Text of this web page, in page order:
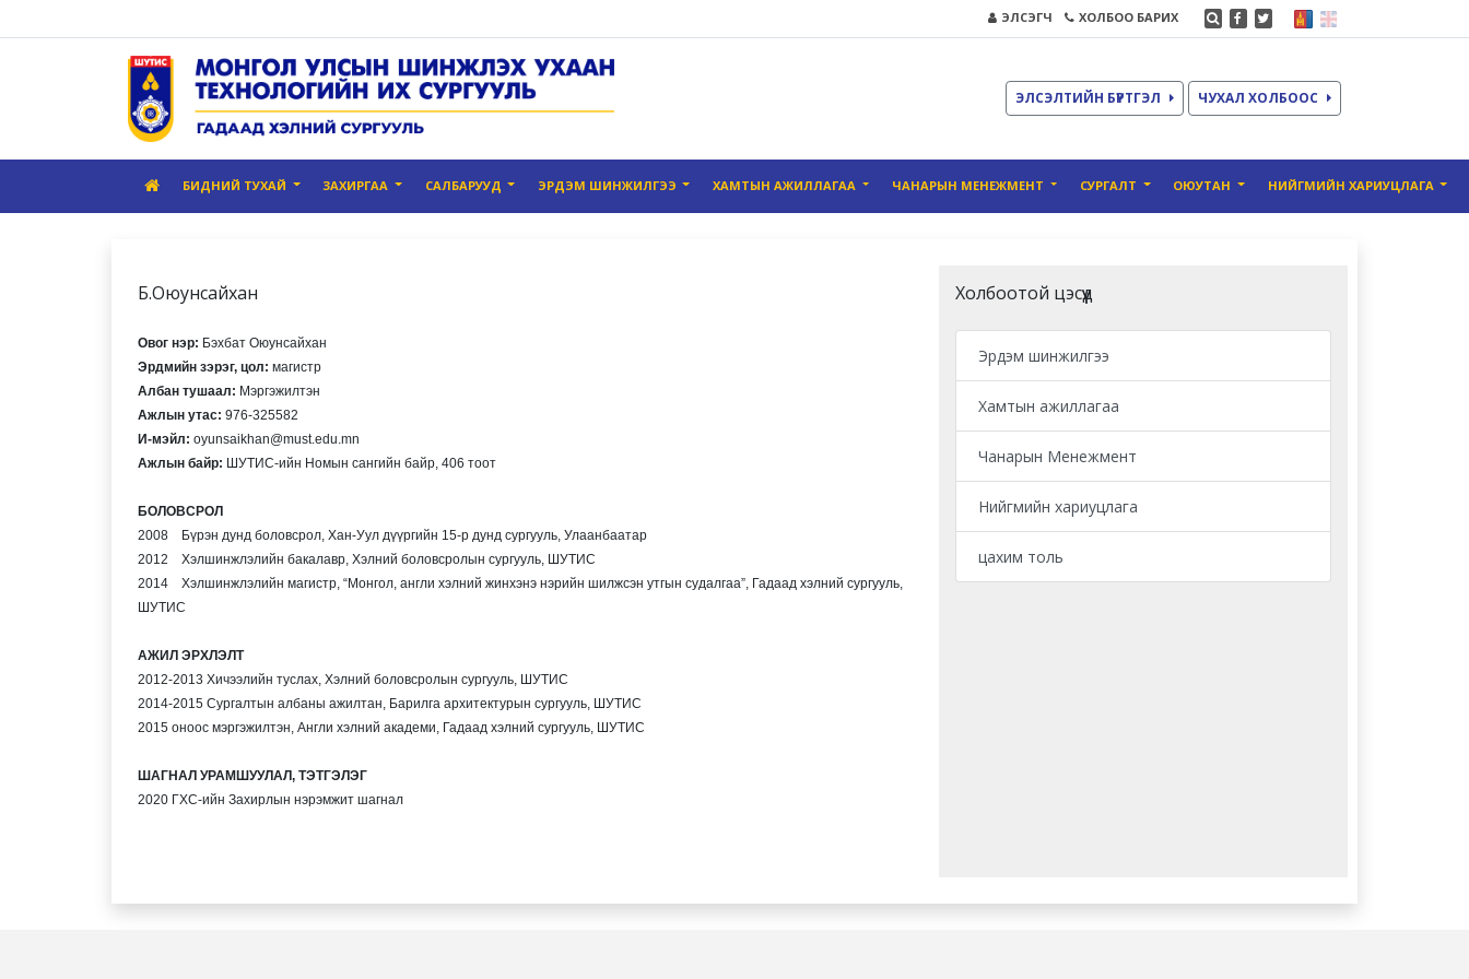
ЭЛСЭГЧ ХОЛБОО БАРИХ
ЭЛСЭЛТИЙН БҮРТГЭЛ ЧУХАЛ ХОЛБООС
БИДНИЙ ТУХАЙ ЗАХИРГАА САЛБАРУУД ЭРДЭМ ШИНЖИЛГЭЭ ХАМТЫН АЖИЛЛАГАА ЧАНАРЫН МЕНЕЖМЕНТ СУРГАЛТ ОЮУТАН НИЙГМИЙН ХАРИУЦЛАГА
Б.Оюунсайхан
Овог нэр: Бэхбат Оюунсайхан
Эрдмийн зэрэг, цол: магистр
Албан тушаал: Мэргэжилтэн
Ажлын утас: 976-325582
И-мэйл: oyunsaikhan@must.edu.mn
Ажлын байр: ШУТИС-ийн Номын сангийн байр, 406 тоот
БОЛОВСРОЛ
2008 Бүрэн дунд боловсрол, Хан-Уул дүүргийн 15-р дунд сургууль, Улаанбаатар
2012 Хэлшинжлэлийн бакалавр, Хэлний боловсролын сургууль, ШУТИС
2014 Хэлшинжлэлийн магистр, “Монгол, англи хэлний жинхэнэ нэрийн шилжсэн утгын судалгаа”, Гадаад хэлний сургууль,
ШУТИС
АЖИЛ ЭРХЛЭЛТ
2012-2013 Хичээлийн туслах, Хэлний боловсролын сургууль, ШУТИС
2014-2015 Сургалтын албаны ажилтан, Барилга архитектурын сургууль, ШУТИС
2015 оноос мэргэжилтэн, Англи хэлний академи, Гадаад хэлний сургууль, ШУТИС
ШАГНАЛ УРАМШУУЛАЛ, ТЭТГЭЛЭГ
2020 ГХС-ийн Захирлын нэрэмжит шагнал
Холбоотой цэсүүд
Эрдэм шинжилгээ
Хамтын ажиллагаа
Чанарын Менежмент
Нийгмийн хариуцлага
цахим толь